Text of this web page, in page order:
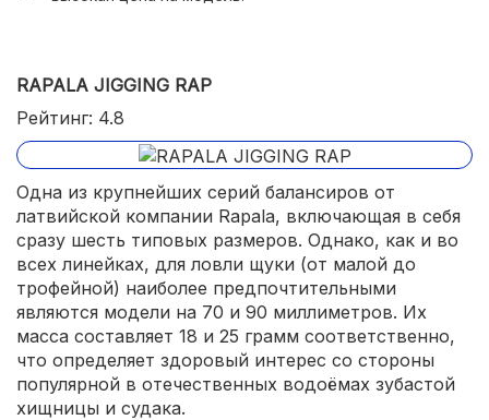
RAPALA JIGGING RAP
Рейтинг: 4.8
Одна из крупнейших серий балансиров от
латвийской компании Rapala, включающая в себя
сразу шесть типовых размеров. Однако, как и во
всех линейках, для ловли щуки (от малой до
трофейной) наиболее предпочтительными
являются модели на 70 и 90 миллиметров. Их
масса составляет 18 и 25 грамм соответственно,
что определяет здоровый интерес со стороны
популярной в отечественных водоёмах зубастой
хищницы и судака.